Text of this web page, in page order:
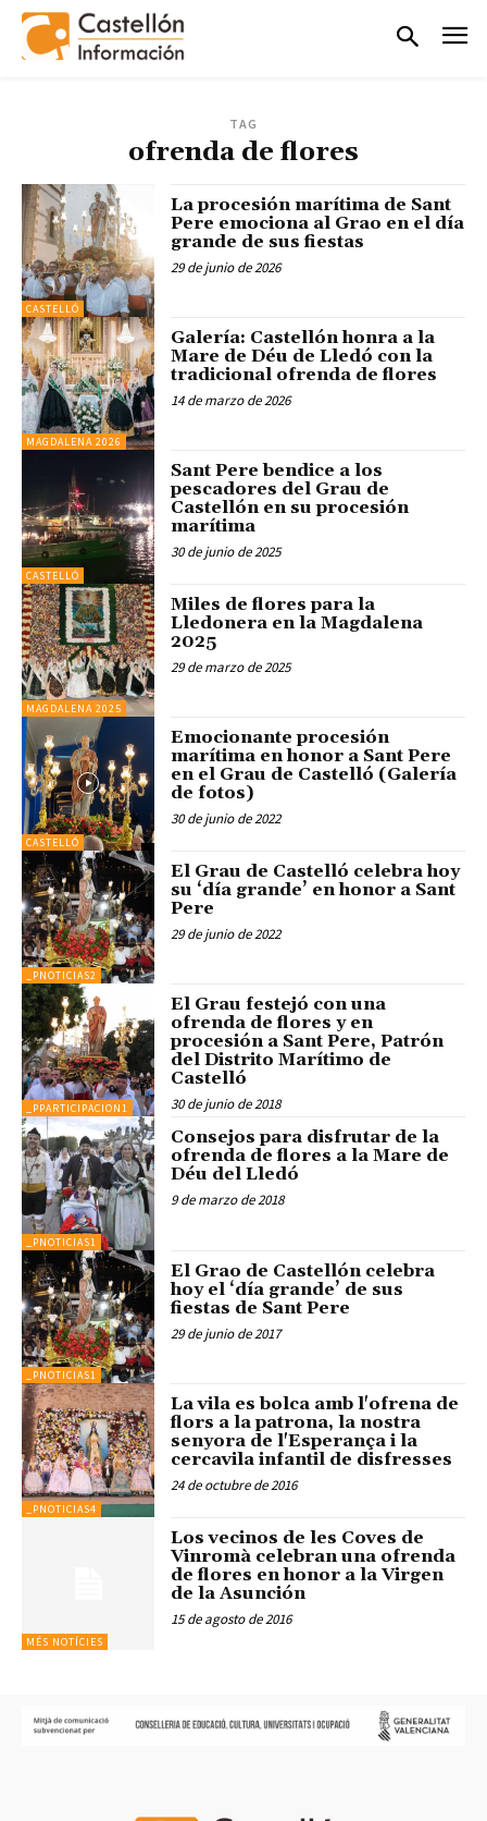
TAG
ofrenda de flores
CASTELLÓ
La procesión marítima de Sant
Pere emociona al Grao en el día
grande de sus fiestas
29 de junio de 2026
MAGDALENA 2026
Galería: Castellón honra a la
Mare de Déu de Lledó con la
tradicional ofrenda de flores
14 de marzo de 2026
CASTELLÓ
Sant Pere bendice a los
pescadores del Grau de
Castellón en su procesión
marítima
30 de junio de 2025
MAGDALENA 2025
Miles de flores para la
Lledonera en la Magdalena
2025
29 de marzo de 2025
CASTELLÓ
Emocionante procesión
marítima en honor a Sant Pere
en el Grau de Castelló (Galería
de fotos)
30 de junio de 2022
_PNOTICIAS2
El Grau de Castelló celebra hoy
su ‘día grande’ en honor a Sant
Pere
29 de junio de 2022
_PPARTICIPACION1
El Grau festejó con una
ofrenda de flores y en
procesión a Sant Pere, Patrón
del Distrito Marítimo de
Castelló
30 de junio de 2018
_PNOTICIAS1
Consejos para disfrutar de la
ofrenda de flores a la Mare de
Déu del Lledó
9 de marzo de 2018
_PNOTICIAS1
El Grao de Castellón celebra
hoy el ‘día grande’ de sus
fiestas de Sant Pere
29 de junio de 2017
_PNOTICIAS4
La vila es bolca amb l'ofrena de
flors a la patrona, la nostra
senyora de l'Esperança i la
cercavila infantil de disfresses
24 de octubre de 2016
MÉS NOTÍCIES
Los vecinos de les Coves de
Vinromà celebran una ofrenda
de flores en honor a la Virgen
de la Asunción
15 de agosto de 2016